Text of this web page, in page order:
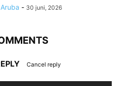
- 30 juni, 2026
Cancel reply